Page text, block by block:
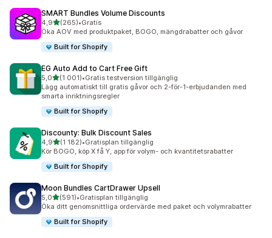
SMART Bundles Volume Discounts
4,9av 5 stjärnor
(265)
265 recensioner totalt
•Gratis
Öka AOV med produktpaket, BOGO, mängdrabatter och gåvor
Built for Shopify
EG Auto Add to Cart Free Gift
5,0av 5 stjärnor
(1 001)
1001 recensioner totalt
•Gratis testversion tillgänglig
Lägg automatiskt till gratis gåvor och 2-för-1-erbjudanden med
smarta inriktningsregler
Built for Shopify
Discounty: Bulk Discount Sales
4,9av 5 stjärnor
(1 182)
1182 recensioner totalt
•Gratisplan tillgänglig
Kör BOGO, köp X få Y, app för volym- och kvantitetsrabatter
Built for Shopify
Moon Bundles CartDrawer Upsell
5,0av 5 stjärnor
(591)
591 recensioner totalt
•Gratisplan tillgänglig
Öka ditt genomsnittliga ordervärde med paket och volymrabatter
Built for Shopify